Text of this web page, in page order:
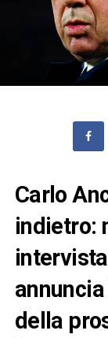
Carlo
indietro:
della